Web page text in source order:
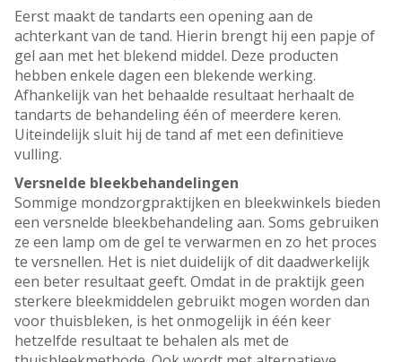
Eerst maakt de tandarts een opening aan de
achterkant van de tand. Hierin brengt hij een papje of
gel aan met het blekend middel. Deze producten
hebben enkele dagen een blekende werking.
Afhankelijk van het behaalde resultaat herhaalt de
tandarts de behandeling één of meerdere keren.
Uiteindelijk sluit hij de tand af met een definitieve
vulling.
Versnelde bleekbehandelingen
Sommige mondzorgpraktijken en bleekwinkels bieden
een versnelde bleekbehandeling aan. Soms gebruiken
ze een lamp om de gel te verwarmen en zo het proces
te versnellen. Het is niet duidelijk of dit daadwerkelijk
een beter resultaat geeft. Omdat in de praktijk geen
sterkere bleekmiddelen gebruikt mogen worden dan
voor thuisbleken, is het onmogelijk in één keer
hetzelfde resultaat te behalen als met de